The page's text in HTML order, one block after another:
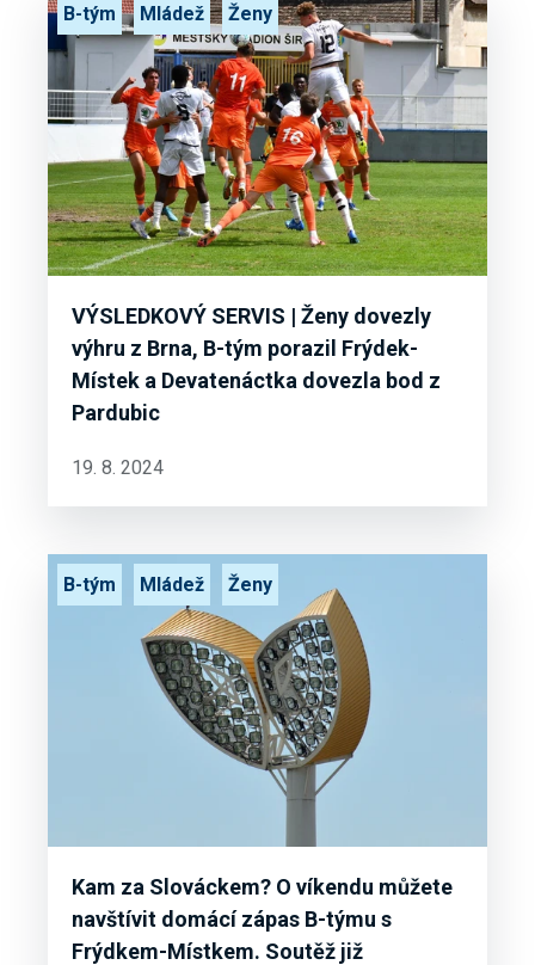
VÝSLEDKOVÝ SERVIS | Ženy dovezly
výhru z Brna, B-tým porazil Frýdek-
Místek a Devatenáctka dovezla bod z
Pardubic
B-tým Mládež Ženy
19. 8. 2024
Kam za Slováckem? O víkendu můžete
navštívit domácí zápas B-týmu s
Frýdkem-Místkem. Soutěž již
B-tým Mládež Ženy